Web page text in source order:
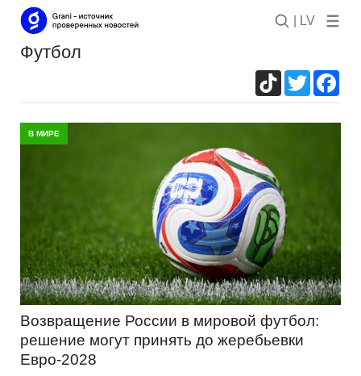
| LV
футбол
TikTokTwitter
В МИРЕ
Возвращение России в мировой футбол:
решение могут принять до жеребьевки
Евро-2028